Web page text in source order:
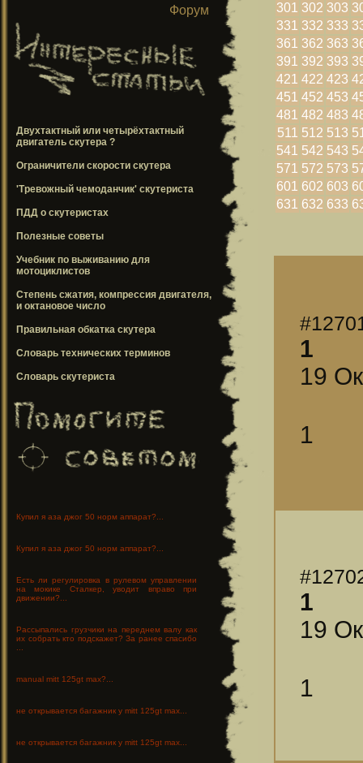
Форум
Двухтактный или четырёхтактный
двигатель скутера ?
Ограничители скорости скутера
'Тревожный чемоданчик' скутериста
ПДД о скутеристах
Полезные советы
Учебник по выживанию для
мотоциклистов
Степень сжатия, компрессия двигателя,
и октановое число
Правильная обкатка скутера
Словарь технических терминов
Словарь скутериста
Купил я аза джог 50 норм аппарат?...
Купил я аза джог 50 норм аппарат?...
Есть ли регулировка в рулевом управлении
на мокике Сталкер, уводит вправо при
движении?...
Рассыпались грузчики на переднем валу как
их собрать кто подскажет? За ранее спасибо
...
manual mitt 125gt max?...
не открывается багажник у mitt 125gt max...
не открывается багажник у mitt 125gt max...
301 302 303
331 332 333
361 362 363
391 392 393
421 422 423
451 452 453
481 482 483
511 512 513
541 542 543
571 572 573
601 602 603
631 632 633
1
19
1
1
19
1